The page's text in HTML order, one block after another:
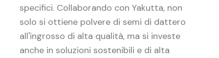
specifici. Collaborando con Yakutta, non
solo si ottiene polvere di semi di dattero
all'ingrosso di alta qualità, ma si investe
anche in soluzioni sostenibili e di alta